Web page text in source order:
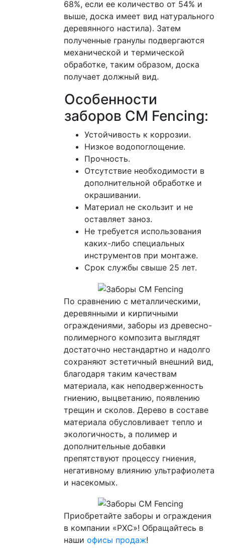
68%, если ее количество от 54% и
выше, доска имеет вид натурального
деревянного настила). Затем
полученные гранулы подвергаются
механической и термической
обработке, таким образом, доска
получает должный вид.
Особенности
заборов CM Fencing:
Устойчивость к коррозии.
Низкое водопоглощение.
Прочность.
Отсутствие необходимости в
дополнительной обработке и
окрашивании.
Материал не скользит и не
оставляет заноз.
Не требуется использования
каких-либо специальных
инструментов при монтаже.
Срок службы свыше 25 лет.
По сравнению с металлическими,
деревянными и кирпичными
ограждениями, заборы из древесно-
полимерного композита выглядят
достаточно нестандартно и надолго
сохраняют эстетичный внешний вид,
благодаря таким качествам
материала, как неподверженность
гниению, выцветанию, появлению
трещин и сколов. Дерево в составе
материала обусловливает тепло и
экологичность, а полимер и
дополнительные добавки
препятствуют процессу гниения,
негативному влиянию ультрафиолета
и насекомых.
Приобретайте заборы и ограждения
в компании «РХС»! Обращайтесь в
наши офисы продаж!